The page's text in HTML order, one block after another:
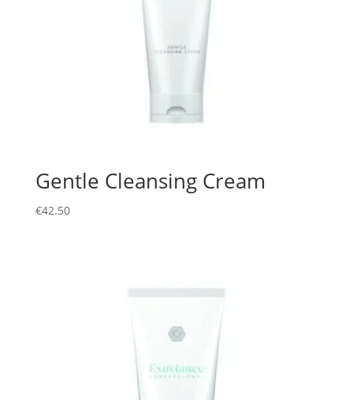
Gentle Cleansing Cream
€42.50